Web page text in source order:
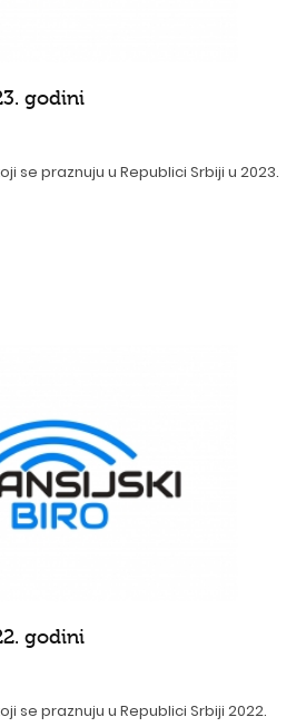
godini
se praznuju u Republici Srbiji u 2023.
godini
se praznuju u Republici Srbiji 2022.